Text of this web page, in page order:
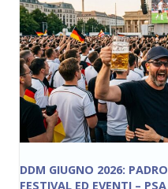
DDM GIUGNO 2026:
FESTIVAL ED EVENTI –